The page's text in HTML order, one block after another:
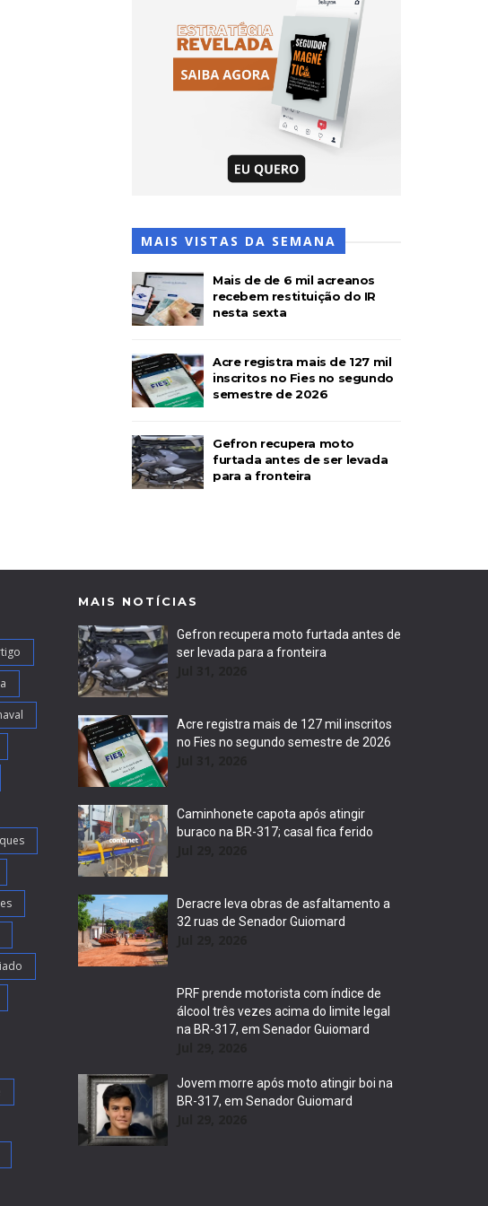
MAIS VISTAS DA SEMANA
Mais de de 6 mil acreanos
recebem restituição do IR
nesta sexta
Acre registra mais de 127 mil
inscritos no Fies no segundo
semestre de 2026
Gefron recupera moto
furtada antes de ser levada
para a fronteira
MAIS NOTÍCIAS
Gefron recupera moto furtada antes de
ser levada para a fronteira
Acre registra mais de 127 mil inscritos
no Fies no segundo semestre de 2026
Caminhonete capota após atingir
buraco na BR-317; casal fica ferido
Deracre leva obras de asfaltamento a
32 ruas de Senador Guiomard
PRF prende motorista com índice de
álcool três vezes acima do limite legal
na BR-317, em Senador Guiomard
Jovem morre após moto atingir boi na
BR-317, em Senador Guiomard